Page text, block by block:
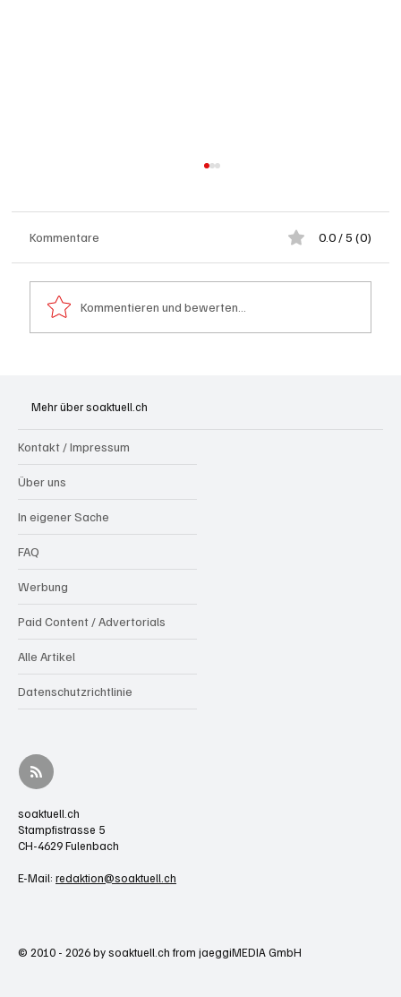
Kommentare 0.0 / 5 (0)
Kommentieren und bewerten...
Mehr über soaktuell.ch
Kontakt / Impressum
Über uns
In eigener Sache
FAQ
Werbung
Paid Content / Advertorials
Alle Artikel
Datenschutzrichtlinie
soaktuell.ch
Stampfistrasse 5
CH-4629 Fulenbach
E-Mail: redaktion@soaktuell.ch
© 2010 - 2026 by soaktuell.ch from jaeggiMEDIA GmbH